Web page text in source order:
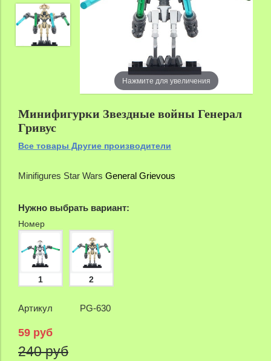
Нажмите для увеличения
Минифигурки Звездные войны Генерал
Гривус
Все товары Другие производители
Minifigures Star Wars General Grievous
Нужно выбрать вариант:
Номер
1 2
Артикул PG-630
59 руб
240 руб